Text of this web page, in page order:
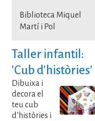
Biblioteca Miquel
Martí i Pol
Taller infantil:
'Cub d'històries'
Dibuixa i
decora el
teu cub
d’històries i